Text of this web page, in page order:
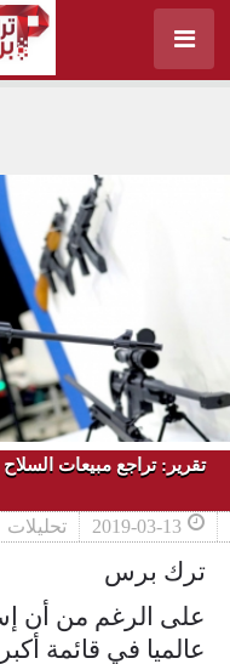
تقرير: تراجع مبيعات
2019-03-13 تحليلات
ترك برس
على الرغم من أن
عالميا في قائمة